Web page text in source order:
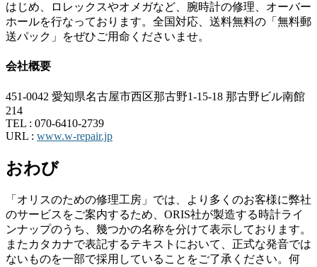
はじめ、ロレックスやオメガなど、腕時計の修理、オーバー
ホールを行なっております。全国対応、送料無料の「無料郵
送パック」をぜひご用命くださいませ。
会社概要
451-0042 愛知県名古屋市西区那古野1-15-18 那古野ビル南館
214
TEL : 070-6410-2739
URL : www.w-repair.jp
おわび
「オリスのための修理工房」では、より多くのお客様に弊社
のサービスをご案内するため、ORIS社が製造する時計ライ
ンナップのうち、幾つかの名称を分けて表示しております。
またカタカナで表記するテキストにおいて、正式な発音では
ないものを一部で採用していることをご了承ください。何